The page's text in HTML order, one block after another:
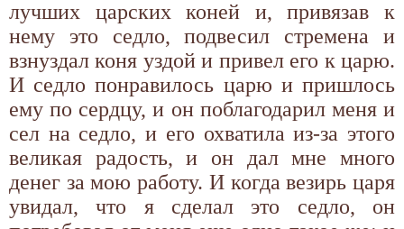
лучших царских коней и, привязав к
нему это седло, подвесил стремена и
взнуздал коня уздой и привел его к царю.
И седло понравилось царю и пришлось
ему по сердцу, и он поблагодарил меня и
сел на седло, и его охватила из-за этого
великая радость, и он дал мне много
денег за мою работу. И когда везирь царя
увидал, что я сделал это седло, он